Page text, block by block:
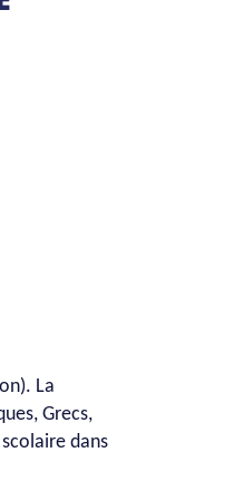
La
Grecs,
dans